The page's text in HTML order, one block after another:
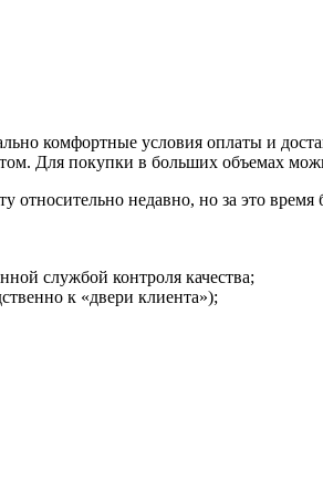
комфортные условия оплаты и
Для покупки в больших объемах
относительно недавно, но за это
службой контроля качества;
к «двери клиента»);